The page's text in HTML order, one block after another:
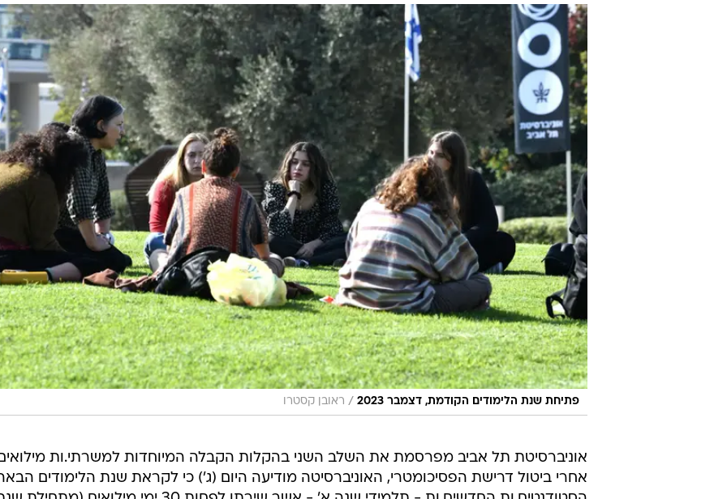
אביב
אורי סלע
23.7.2024 / 8:28
על רקע המלחמה, אוניברסיטת תל אביב מפרסמת את הפעימה השנייה במסלול
המיוחד למשרתי.ות מילואים. סטודנטים חדשים שיתחילו לימודים בשנה"ל הקרובה
ושירתו מעל 30 ימי מילואים יהיו זכאים להטבה של כ-25% בשכר הלימוד